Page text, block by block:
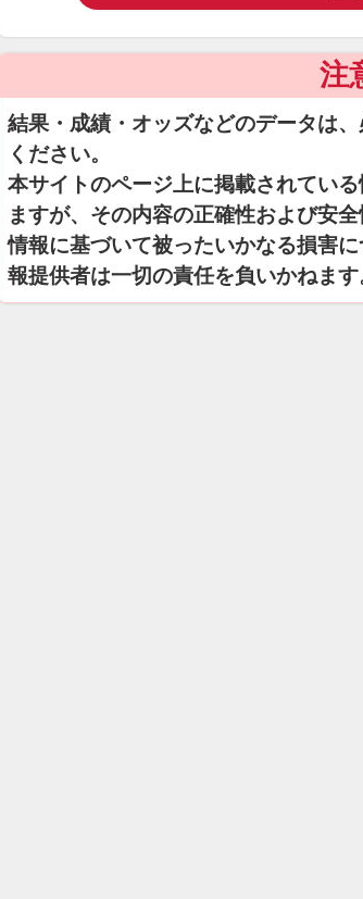
注
結果・成績・オッズなどのデータは
ください。
本サイトのページ上に掲載されてい
ますが、その内容の正確性および安
情報に基づいて被ったいかなる損害
報提供者は一切の責任を負いかねます